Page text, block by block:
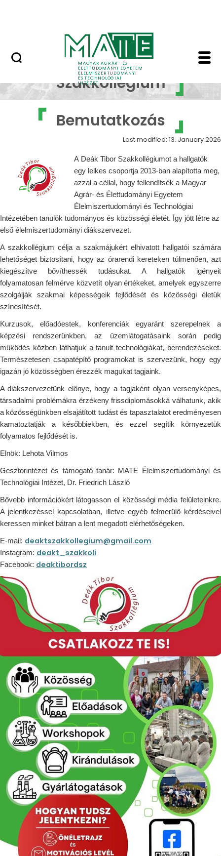
MAGYAR AGRÁR- ÉS
ÉLETTUDOMÁNYI EGYETEM
ÉLELMISZERTUDOMÁNYI
ÉS TECHNOLÓGIAI
INTÉZET
DTSZ - Deák Tibor
Szakkollégium
Bemutatkozás
Last modified: 13. January 2026
A Deák Tibor Szakkollégiumot a hallgatók
egy lelkes csoportja 2013-ban alapította meg,
azzal a céllal, hogy fellendítsék a Magyar
Agrár- és Élettudományi Egyetem
Élelmiszertudományi és Technológiai
Intézetében tanulók tudományos és közösségi életét. Így jött létre az
első élelmiszertudományi diákszervezet.
A szakkollégium célja a szakmájukért elhivatott hallgatói számára
lehetőséget biztosítani, hogy az órarendi kereteken túlmenően, azt
kiegészítve bővíthessék tudásukat. A hallgatók igényeit
folyamatosan felmérve közvetít olyan értékeket, amelyek egyszerre
szolgálják szakmai képességeik fejlődését és közösségi életük
színesítését.
Kurzusok, előadóestek, konferenciák egyaránt szerepelnek a
képzési rendszerünkben, az üzemlátogatásaink során pedig
működés közben láthatjuk a tanult technológiákat, berendezéseket.
Természetesen csapatépítő programokat is szervezünk, hogy egy
igazán jó közösségben érezzék magukat tagjaink.
A diákszervezetünk előnye, hogy a tagjaként olyan versenyképes,
társadalmi problémákra érzékeny frissdiplomásokká válhatunk, akik
a közösségünkben elsajátított tudást és tapasztalatot eredményesen
kamatoztatják a későbbiekben, és ezzel segítik környezetük
folyamatos fejlődését is.
Elnök: Lehota Vilmos
Gesztorintézet és támogató tanár: MATE Élelmiszertudományi és
Technológiai Intézet, Dr. Friedrich László
Bővebb információkért látogasson el közösségi média felületeinkre.
A jelentkezéssel kapcsolatban, illetve egyéb felmerülő kérdéseivel
keressen minket bátran a lent megadott elérhetőségeken.
E-mail: deaktszakkollegium@gmail.com
Instagram: deakt_szakkoli
Facebook: deaktibordsz